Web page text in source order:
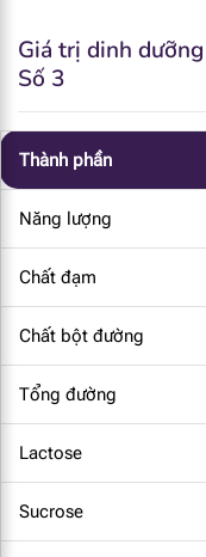
Giá trị dinh
Số 3
Thành phần
Năng lượng
Chất đạm
Chất bột đường
Tổng đường
Lactose
Sucrose